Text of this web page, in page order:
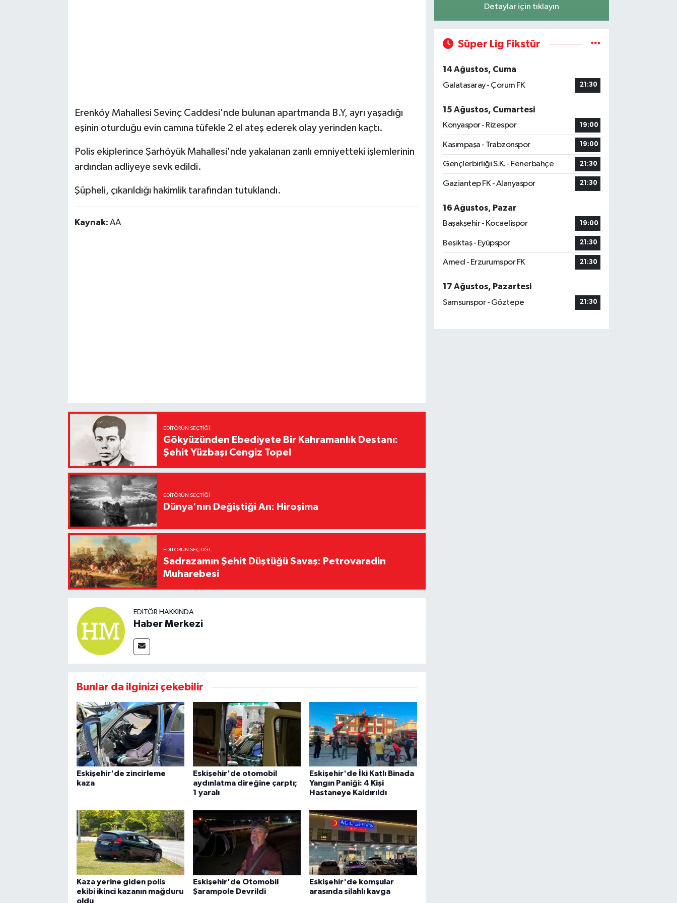
Erenköy Mahallesi Sevinç Caddesi'nde bulunan apartmanda B.Y, ayrı yaşadığı
eşinin oturduğu evin camına tüfekle 2 el ateş ederek olay yerinden kaçtı.
Polis ekiplerince Şarhöyük Mahallesi'nde yakalanan zanlı emniyetteki işlemlerinin
ardından adliyeye sevk edildi.
Şüpheli, çıkarıldığı hakimlik tarafından tutuklandı.
Kaynak: AA
EDITÖRÜN SEÇTIĞI
Gökyüzünden Ebediyete Bir Kahramanlık Destanı:
Şehit Yüzbaşı Cengiz Topel
EDITÖRÜN SEÇTIĞI
Dünya'nın Değiştiği An: Hiroşima
EDITÖRÜN SEÇTIĞI
Sadrazamın Şehit Düştüğü Savaş: Petrovaradin
Muharebesi
EDITÖR HAKKINDA
Haber Merkezi
Bunlar da ilginizi çekebilir
Eskişehir'de zincirleme
kaza
Eskişehir'de otomobil
aydınlatma direğine çarptı;
1 yaralı
Eskişehir'de İki Katlı Binada
Yangın Paniği: 4 Kişi
Hastaneye Kaldırıldı
Kaza yerine giden polis
ekibi ikinci kazanın mağduru
oldu
Eskişehir'de Otomobil
Şarampole Devrildi
Eskişehir'de komşular
arasında silahlı kavga
Detaylar için tıklayın
Süper Lig Fikstür
14 Ağustos, Cuma
Galatasaray - Çorum FK
21:30
15 Ağustos, Cumartesi
Konyaspor - Rizespor
19:00
Kasımpaşa - Trabzonspor 19:00
Gençlerbirliği S.K. - Fenerbahçe 21:30
Gaziantep FK - Alanyaspor 21:30
16 Ağustos, Pazar
Başakşehir - Kocaelispor
19:00
Beşiktaş - Eyüpspor 21:30
Amed - Erzurumspor FK 21:30
17 Ağustos, Pazartesi
Samsunspor - Göztepe
21:30